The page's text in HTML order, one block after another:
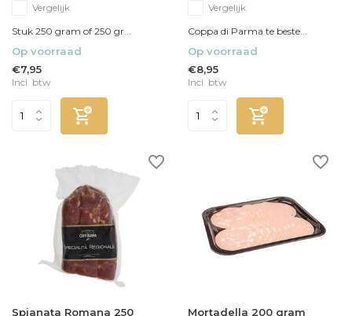
Vergelijk
Stuk 250 gram of 250 gr...
Op voorraad
€7,95
Incl. btw
Vergelijk
Coppa di Parma te beste...
Op voorraad
€8,95
Incl. btw
Spianata Romana 250
Mortadella 200 gram